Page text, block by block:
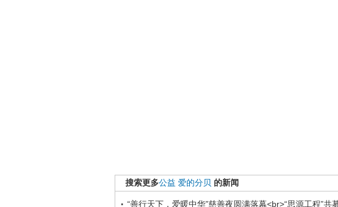
搜索更多公益 爱的分贝 的新闻
“善行天下，爱暖中华”慈善夜圆满落幕<br>“思源工程”共